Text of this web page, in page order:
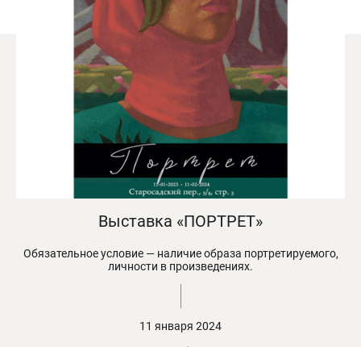
Выставка «ПОРТРЕТ»
Обязательное условие — наличие образа портретируемого,
личности в произведениях.
11 января 2024